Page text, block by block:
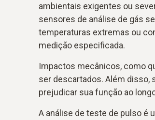
ambientais exigentes ou
sensores de análise de gás
temperaturas extremas ou
medição especificada.
Impactos mecânicos, como
ser descartados. Além disso,
prejudicar sua função ao
A análise de teste de pulso é